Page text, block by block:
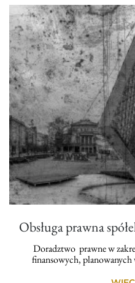
Obsługa prawna
Doradztwo prawne w
finansowych, planowanych